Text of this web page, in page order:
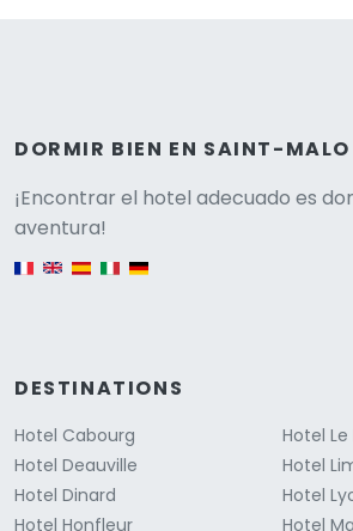
DORMIR BIEN EN SAINT-MALO
¡Encontrar el hotel adecuado es
aventura!
DESTINATIONS
Hotel Cabourg
Hotel Deauville
Hotel Dinard
Hotel Honfleur
Hotel Le
Hotel
Hotel
Hotel